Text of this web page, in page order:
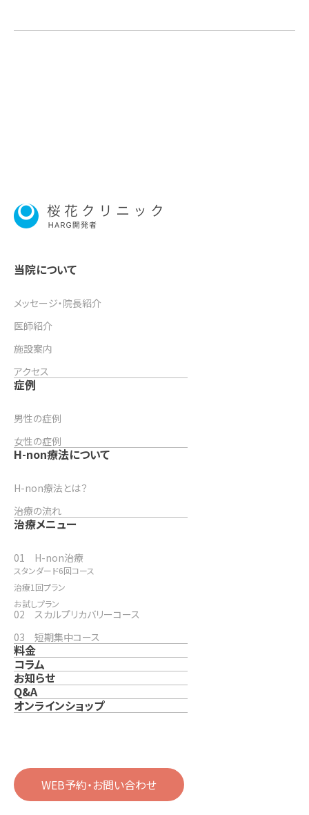
当院について
メッセージ・院長紹介
医師紹介
施設案内
アクセス
症例
男性の症例
女性の症例
H-non療法について
H-non療法とは？
治療の流れ
治療メニュー
01 H-non治療
スタンダード6回コース
治療1回プラン
お試しプラン
02 スカルプリカバリーコース
03 短期集中コース
料金
コラム
お知らせ
Q&A
オンラインショップ
WEB予約・お問い合わせ